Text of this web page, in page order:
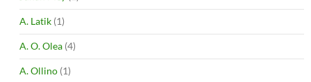
A. Latik (1)
A. O. Olea (4)
A. Ollino (1)